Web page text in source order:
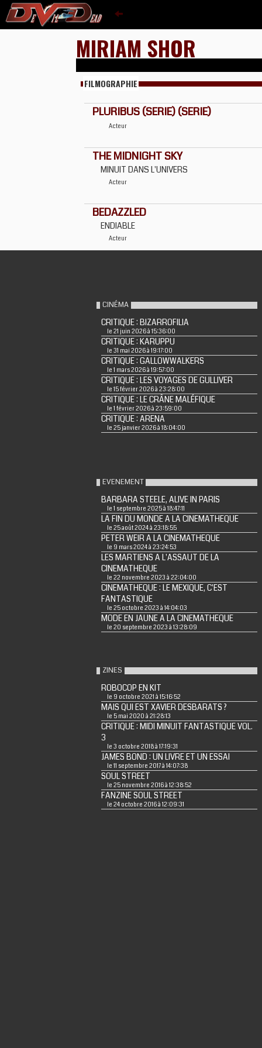
MIRIAM SHOR
FILMOGRAPHIE
PLURIBUS (SERIE) (SERIE)
Acteur
THE MIDNIGHT SKY
MINUIT DANS L'UNIVERS
Acteur
BEDAZZLED
ENDIABLE
Acteur
CINÉMA
CRITIQUE : BIZARROFILIA
le 21 juin 2026 à 15:36:00
CRITIQUE : KARUPPU
le 31 mai 2026 à 19:17:00
CRITIQUE : GALLOWWALKERS
le 1 mars 2026 à 19:57:00
CRITIQUE : LES VOYAGES DE GULLIVER
le 15 février 2026 à 23:28:00
CRITIQUE : LE CRÂNE MALÉFIQUE
le 1 février 2026 à 23:59:00
CRITIQUE : ARENA
le 25 janvier 2026 à 18:04:00
EVENEMENT
BARBARA STEELE, ALIVE IN PARIS
le 1 septembre 2025 à 18:47:11
LA FIN DU MONDE A LA CINEMATHEQUE
le 25 août 2024 à 23:18:55
PETER WEIR A LA CINEMATHEQUE
le 9 mars 2024 à 23:24:53
LES MARTIENS A L'ASSAUT DE LA
CINEMATHEQUE
le 22 novembre 2023 à 22:04:00
CINEMATHEQUE : LE MEXIQUE, C'EST
FANTASTIQUE
le 25 octobre 2023 à 14:04:03
MODE EN JAUNE A LA CINEMATHEQUE
le 20 septembre 2023 à 13:28:09
ZINES
ROBOCOP EN KIT
le 9 octobre 2021 à 15:16:52
MAIS QUI EST XAVIER DESBARATS ?
le 5 mai 2020 à 21:28:13
CRITIQUE : MIDI MINUIT FANTASTIQUE VOL.
3
le 3 octobre 2018 à 17:19:31
JAMES BOND : UN LIVRE ET UN ESSAI
le 11 septembre 2017 à 14:07:38
SOUL STREET
le 25 novembre 2016 à 12:38:52
FANZINE SOUL STREET
le 24 octobre 2016 à 12:09:31